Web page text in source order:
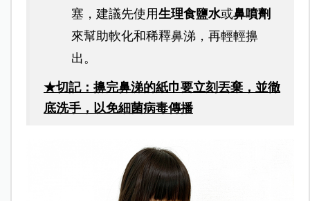
塞，建議先使用生理食鹽水或鼻噴劑
來幫助軟化和稀釋鼻涕，再輕輕擤
出。
★切記：擤完鼻涕的紙巾要立刻丟棄，並徹
底洗手，以免細菌病毒傳播